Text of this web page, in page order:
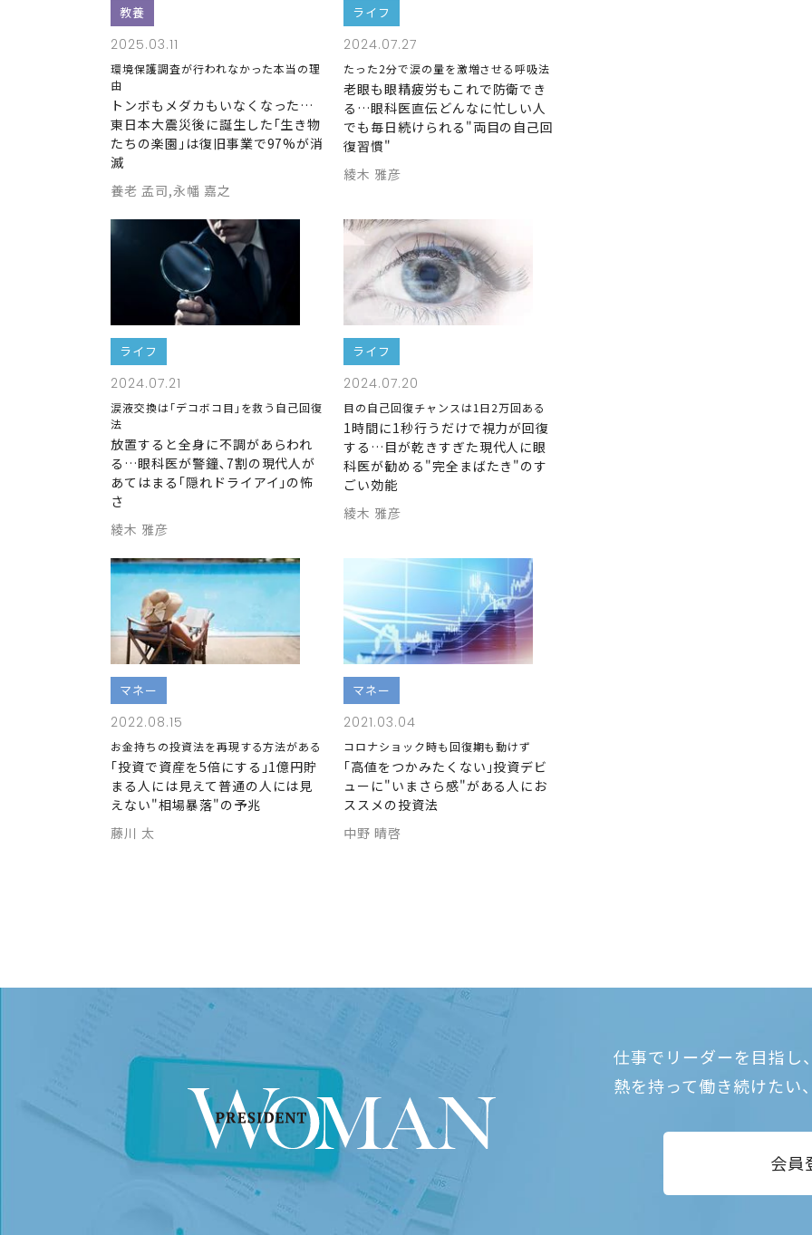
教養
2025.03.11
環境保護調査が行われなかった本当の理
由
トンボもメダカもいなくなった…
東日本大震災後に誕生した｢生き物
たちの楽園｣は復旧事業で97%が消
滅
養老 孟司,永幡 嘉之
ライフ
2024.07.27
たった2分で涙の量を激増させる呼吸法
老眼も眼精疲労もこれで防衛でき
る…眼科医直伝どんなに忙しい人
でも毎日続けられる"両目の自己回
復習慣"
綾木 雅彦
ライフ
2024.07.21
涙液交換は｢デコボコ目｣を救う自己回復
法
放置すると全身に不調があらわれ
る…眼科医が警鐘､7割の現代人が
あてはまる｢隠れドライアイ｣の怖
さ
綾木 雅彦
ライフ
2024.07.20
目の自己回復チャンスは1日2万回ある
1時間に1秒行うだけで視力が回復
する…目が乾きすぎた現代人に眼
科医が勧める"完全まばたき"のす
ごい効能
綾木 雅彦
マネー
2022.08.15
お金持ちの投資法を再現する方法がある
｢投資で資産を5倍にする｣1億円貯
まる人には見えて普通の人には見
えない"相場暴落"の予兆
藤川 太
マネー
2021.03.04
コロナショック時も回復期も動けず
｢高値をつかみたくない｣投資デビ
ューに"いまさら感"がある人にお
ススメの投資法
中野 晴啓
仕事でリーダーを目指し
熱を持って働き続けたい
会員